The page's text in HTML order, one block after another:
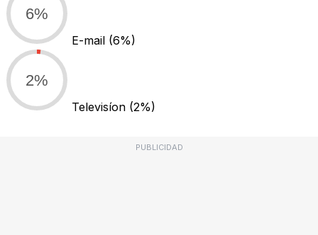
6%
E-mail (6%)
2%
Televisíon (2%)
PUBLICIDAD